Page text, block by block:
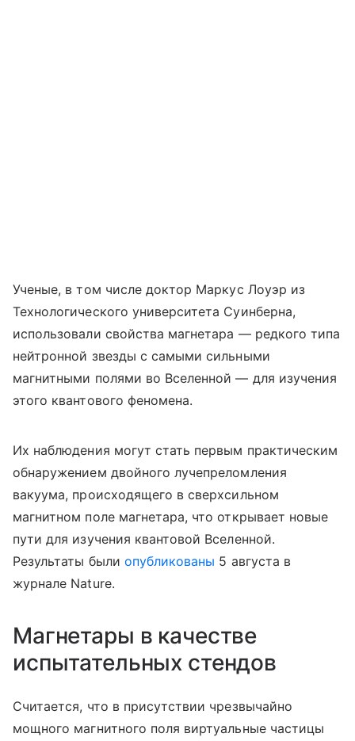
Ученые, в том числе доктор Маркус Лоуэр из
Технологического университета Суинберна,
использовали свойства магнетара — редкого типа
нейтронной звезды с самыми сильными
магнитными полями во Вселенной — для изучения
этого квантового феномена.
Их наблюдения могут стать первым практическим
обнаружением двойного лучепреломления
вакуума, происходящего в сверхсильном
магнитном поле магнетара, что открывает новые
пути для изучения квантовой Вселенной.
Результаты были опубликованы 5 августа в
журнале Nature.
Магнетары в качестве
испытательных стендов
Считается, что в присутствии чрезвычайно
мощного магнитного поля виртуальные частицы